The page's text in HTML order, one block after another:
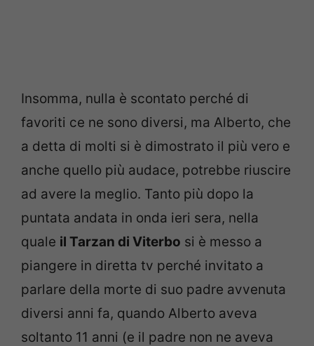
Insomma, nulla è scontato perché di
favoriti ce ne sono diversi, ma Alberto, che
a detta di molti si è dimostrato il più vero e
anche quello più audace, potrebbe riuscire
ad avere la meglio. Tanto più dopo la
puntata andata in onda ieri sera, nella
quale il Tarzan di Viterbo si è messo a
piangere in diretta tv perché invitato a
parlare della morte di suo padre avvenuta
diversi anni fa, quando Alberto aveva
soltanto 11 anni (e il padre non ne aveva